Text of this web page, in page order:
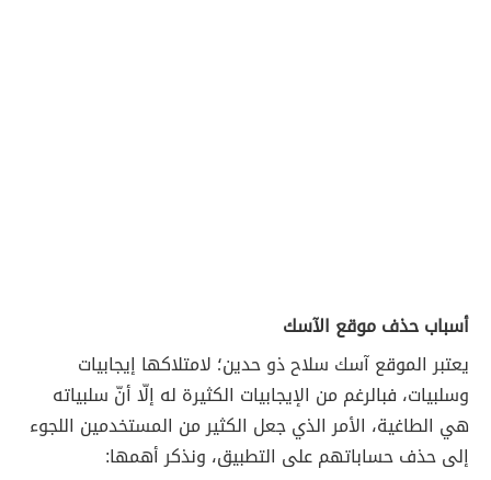
أسباب حذف موقع الآسك
يعتبر الموقع آسك سلاح ذو حدين؛ لامتلاكها إيجابيات
وسلبيات، فبالرغم من الإيجابيات الكثيرة له إلّا أنّ سلبياته
هي الطاغية، الأمر الذي جعل الكثير من المستخدمين اللجوء
إلى حذف حساباتهم على التطبيق، ونذكر أهمها: